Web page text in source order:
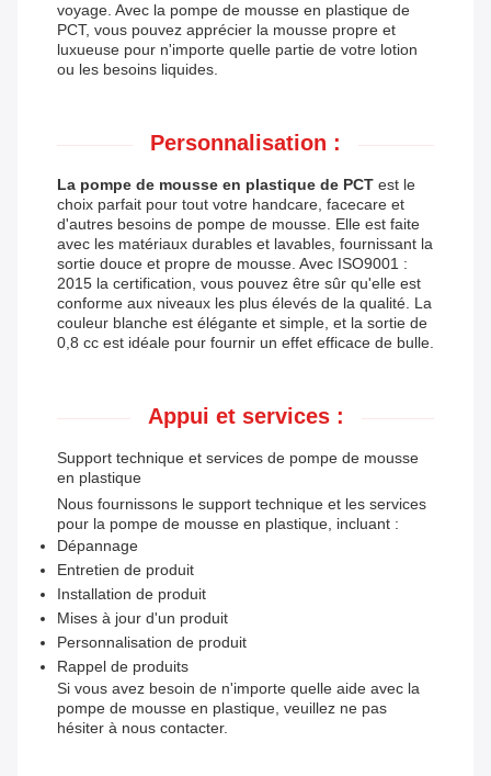
voyage. Avec la pompe de mousse en plastique de
PCT, vous pouvez apprécier la mousse propre et
luxueuse pour n'importe quelle partie de votre lotion
ou les besoins liquides.
Personnalisation :
La pompe de mousse en plastique de PCT est le
choix parfait pour tout votre handcare, facecare et
d'autres besoins de pompe de mousse. Elle est faite
avec les matériaux durables et lavables, fournissant la
sortie douce et propre de mousse. Avec ISO9001 :
2015 la certification, vous pouvez être sûr qu'elle est
conforme aux niveaux les plus élevés de la qualité. La
couleur blanche est élégante et simple, et la sortie de
0,8 cc est idéale pour fournir un effet efficace de bulle.
Appui et services :
Support technique et services de pompe de mousse
en plastique
Nous fournissons le support technique et les services
pour la pompe de mousse en plastique, incluant :
Dépannage
Entretien de produit
Installation de produit
Mises à jour d'un produit
Personnalisation de produit
Rappel de produits
Si vous avez besoin de n'importe quelle aide avec la
pompe de mousse en plastique, veuillez ne pas
hésiter à nous contacter.